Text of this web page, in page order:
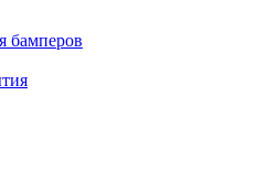
бамперов